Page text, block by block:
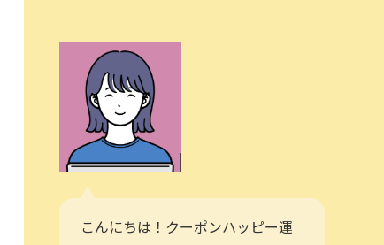
こんにちは！クーポンハッピー運